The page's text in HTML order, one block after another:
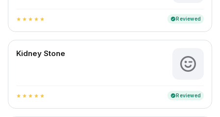
star star star star star verifiedReviewed
Kidney Stone
star star star star star verifiedReviewed